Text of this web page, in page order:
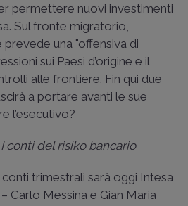
permettere nuovi investimenti
Sul fronte migratorio,
prevede una "offensiva di
sui Paesi d’origine e il
alle frontiere. Fin qui due
a portare avanti le sue
l’esecutivo?
I conti del risiko bancario
trimestrali sarà oggi Intesa
Carlo Messina e Gian Maria